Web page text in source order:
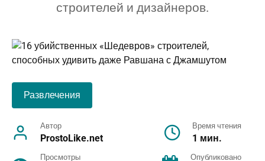
строителей и дизайнеров.
Развлечения
Автор
ProstoLike.net
Время чтения
1 мин.
Просмотры Опубликовано